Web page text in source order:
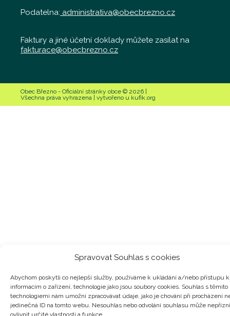
Spravovat Souhlas s cookies
Abychom poskytli co nejlepší služby, používáme k ukládání a/nebo přístupu k
informacím o zařízení, technologie jako jsou soubory cookies. Souhlas s těmito
technologiemi nám umožní zpracovávat údaje, jako je chování při procházení
jedinečná ID na tomto webu. Nesouhlas nebo odvolání souhlasu může
ovlivnit určité vlastnosti a funkce.
Podatelna: administrativa@obecbrezno.cz
Faktury a jiné účetní doklady můžete zasílat na
fakturace@obecbrezno.cz
Obec Březno - Oficiální stránky obce © 2026 |
Všechna práva vyhrazena | vytvořeno u kufik.org